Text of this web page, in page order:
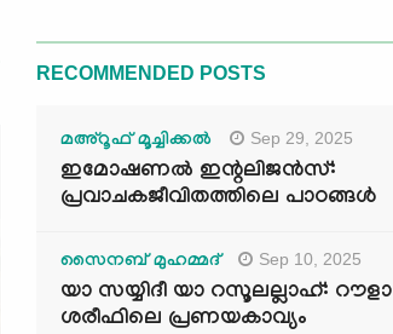
RECOMMENDED POSTS
മഅ്റൂഫ് മൂച്ചിക്കല്‍ Sep 29, 2025
ഇമോഷണൽ ഇന്റലിജൻസ്:
പ്രവാചകജീവിതത്തിലെ പാഠങ്ങൾ
സൈനബ് മുഹമ്മദ് Sep 10, 2025
യാ സയ്യിദീ യാ റസൂലല്ലാഹ്: റൗളാ
ശരീഫിലെ പ്രണയകാവ്യം